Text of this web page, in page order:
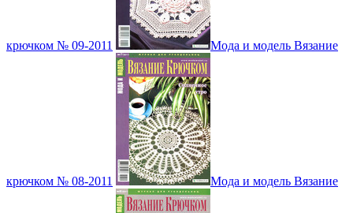
крючком № 09-2011 Мода и модель Вязание
крючком № 08-2011 Мода и модель Вязание